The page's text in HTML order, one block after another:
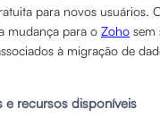
para novos usuários.
mudança para o Zoho sem
à migração de
e recursos disponíveis